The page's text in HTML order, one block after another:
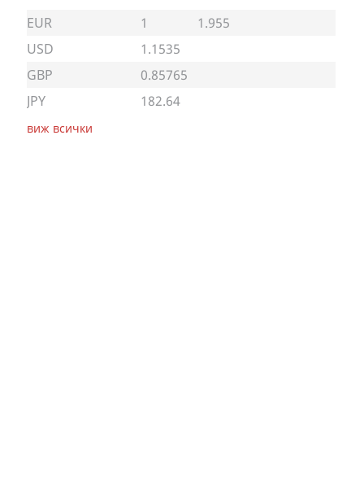
EUR 1
1.955
USD
1.1535
GBP
0.85765
JPY
182.64
виж всички